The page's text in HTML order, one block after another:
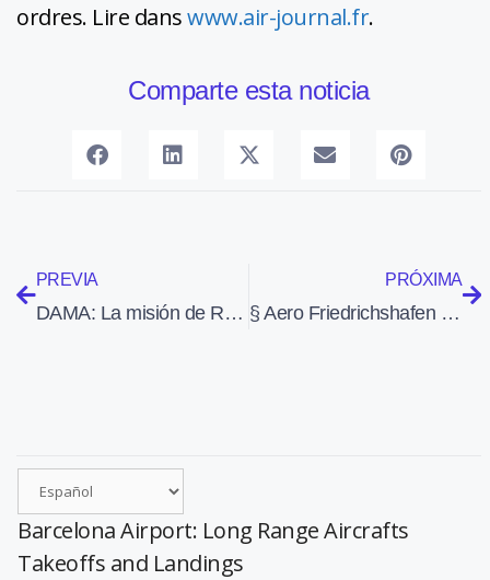
ordres. Lire danswww.air-journal.fr.
Comparte esta noticia
PREVIA
DAMA: La misión de Roberto Vittori en la Estación Espacial Internacional
PRÓXIMA
§ Aero Friedrichshafen 2011
Barcelona Airport: Long Range Aircrafts
Takeoffs and Landings